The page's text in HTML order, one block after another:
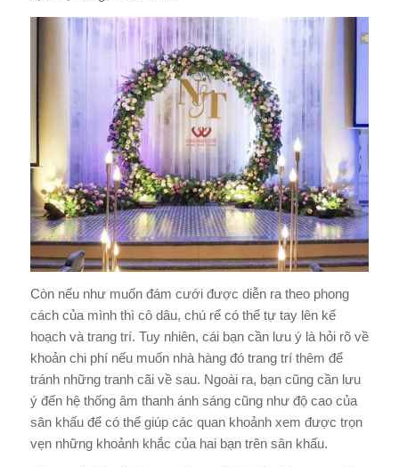
Còn nếu như muốn đám cưới được diễn ra theo phong
cách của mình thì cô dâu, chú rể có thể tự tay lên kế
hoạch và trang trí. Tuy nhiên, cái bạn cần lưu ý là hỏi rõ về
khoản chi phí nếu muốn nhà hàng đó trang trí thêm để
tránh những tranh cãi về sau. Ngoài ra, bạn cũng cần lưu
ý đến hệ thống âm thanh ánh sáng cũng như độ cao của
sân khấu để có thể giúp các quan khoảnh xem được trọn
vẹn những khoảnh khắc của hai bạn trên sân khấu.